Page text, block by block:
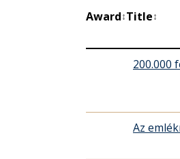
Award↕Title↕
200.000
Az